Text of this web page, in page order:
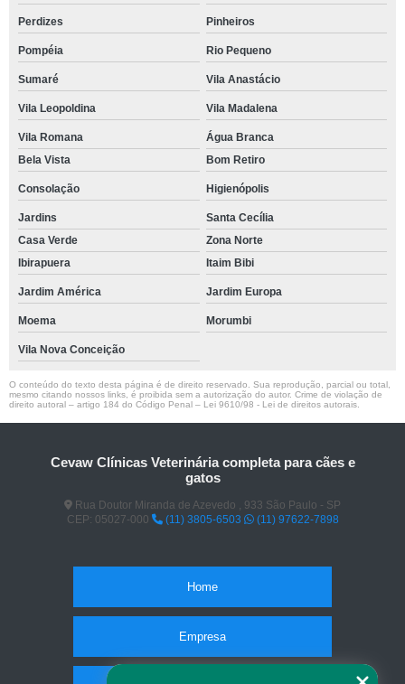
Perdizes Pinheiros
Pompéia Rio Pequeno
Sumaré Vila Anastácio
Vila Leopoldina Vila Madalena
Vila Romana
Água Branca
Bela Vista
Bom Retiro
Consolação Higienópolis
Jardins
Santa Cecília
Casa Verde
Zona Norte
Ibirapuera
Itaim Bibi
Jardim América Jardim Europa
Moema Morumbi
Vila Nova Conceição
O conteúdo do texto desta página é de direito reservado. Sua reprodução, parcial ou total,
mesmo citando nossos links, é proibida sem a autorização do autor. Crime de violação de
direito autoral – artigo 184 do Código Penal – Lei 9610/98 - Lei de direitos autorais
Cevaw Clínicas Veterinária completa para cães e
gatos
Rua Doutor Miranda de Azevedo , 933 São Paulo - SP
CEP: 05027-000
(11) 3805-6503 (11) 97622-7898
Home
Empresa